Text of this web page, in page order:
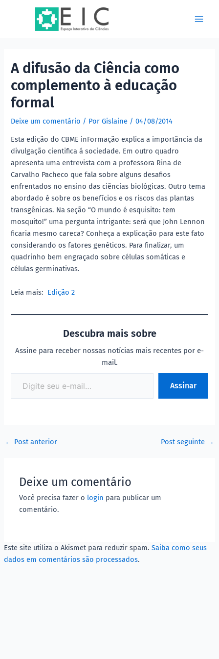
A difusão da Ciência como
complemento à educação
formal
Deixe um comentário / PorGislaine /04/08/2014
Esta edição do CBME inFormação explica a importância da
divulgação cientifica á sociedade. Em outro quadro
apresenta uma entrevista com a professora Rina de
Carvalho Pacheco que fala sobre alguns desafios
enfrentados no ensino das ciências biológicas. Outro tema
abordado é sobre os benefícios e os riscos das plantas
transgênicas. Na seção “O mundo é esquisito: tem
mosquito!” uma pergunta intrigante: será que John Lennon
ficaria mesmo careca? Conheça a explicação para este fato
considerando os fatores genéticos. Para finalizar, um
quadrinho bem engraçado sobre células somáticas e
células germinativas.
Leia mais: Edição 2
Descubra mais sobre
Assine para receber nossas notícias mais recentes por e-
mail.
Assinar
navigation
← Post anterior Post seguinte →
Deixe um comentário
Você precisa fazer o login para publicar um
comentário.
Este site utiliza o Akismet para reduzir spam. Saiba como seus
dados em comentários são processados.